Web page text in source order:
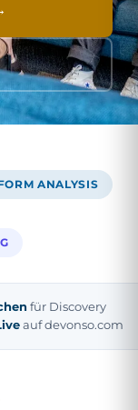
ANALYSIS
für Discovery
auf devonso.com